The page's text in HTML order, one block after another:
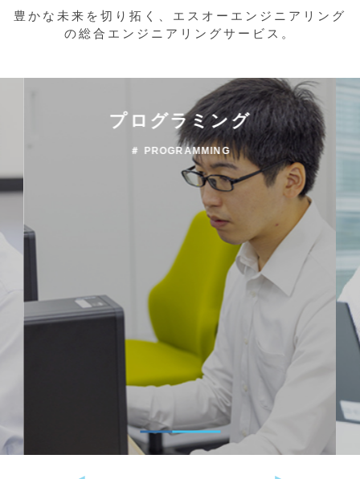
豊かな未来を切り拓く、エスオーエンジニアリング
の総合エンジニアリングサービス。
プログラミング
＃ PROGRAMMING